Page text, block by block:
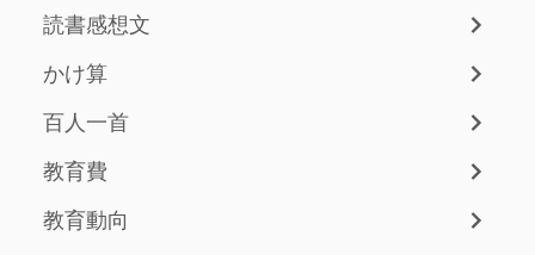
読書感想文
かけ算
百人一首
教育費
教育動向